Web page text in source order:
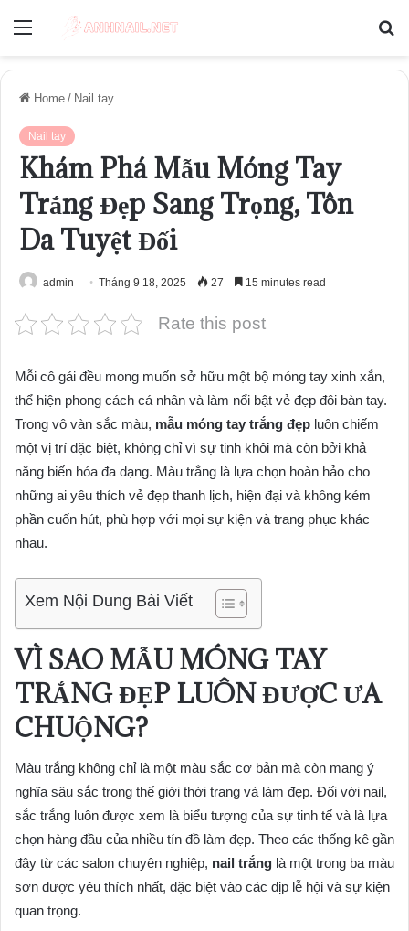
Menu
Home / Nail tay
Nail tay
Khám Phá Mẫu Móng Tay
Trắng Đẹp Sang Trọng, Tôn
Da Tuyệt Đối
admin Tháng 9 18, 2025 27 15 minutes read
Rate this post
Mỗi cô gái đều mong muốn sở hữu một bộ móng tay xinh xắn,
thể hiện phong cách cá nhân và làm nổi bật vẻ đẹp đôi bàn tay.
Trong vô vàn sắc màu, mẫu móng tay trắng đẹp luôn chiếm
một vị trí đặc biệt, không chỉ vì sự tinh khôi mà còn bởi khả
năng biến hóa đa dạng. Màu trắng là lựa chọn hoàn hảo cho
những ai yêu thích vẻ đẹp thanh lịch, hiện đại và không kém
phần cuốn hút, phù hợp với mọi sự kiện và trang phục khác
nhau.
Xem Nội Dung Bài Viết
VÌ SAO MẪU MÓNG TAY
TRẮNG ĐẸP LUÔN ĐƯỢC ƯA
CHUỘNG?
Màu trắng không chỉ là một màu sắc cơ bản mà còn mang ý
nghĩa sâu sắc trong thế giới thời trang và làm đẹp. Đối với nail,
sắc trắng luôn được xem là biểu tượng của sự tinh tế và là lựa
chọn hàng đầu của nhiều tín đồ làm đẹp. Theo các thống kê gần
đây từ các salon chuyên nghiệp, nail trắng là một trong ba màu
sơn được yêu thích nhất, đặc biệt vào các dịp lễ hội và sự kiện
quan trọng.